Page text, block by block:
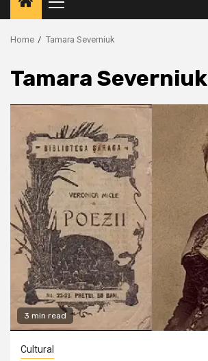
Primary
Menu
Home Tamara Severniuk
Tamara Severniuk
3 min read
Cultural